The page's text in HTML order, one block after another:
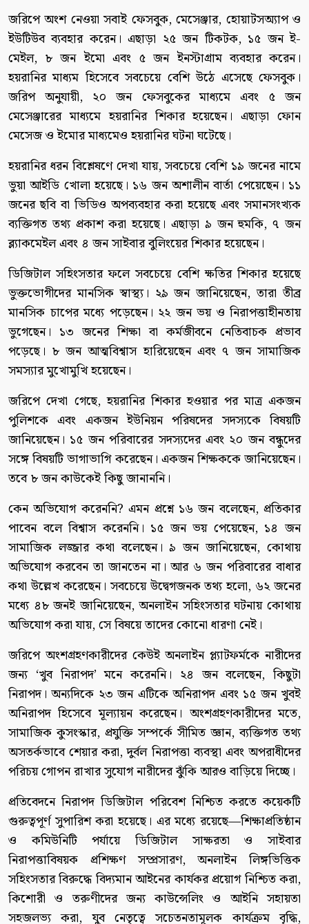
জরিপে অংশ নেওয়া সবাই ফেসবুক, মেসেঞ্জার, হোয়াটসঅ্যাপ ও
ইউটিউব ব্যবহার করেন। এছাড়া ২৫ জন টিকটক, ১৫ জন ই-
মেইল, ৮ জন ইমো এবং ৫ জন ইনস্টাগ্রাম ব্যবহার করেন।
হয়রানির মাধ্যম হিসেবে সবচেয়ে বেশি উঠে এসেছে ফেসবুক।
জরিপ অনুযায়ী, ২০ জন ফেসবুকের মাধ্যমে এবং ৫ জন
মেসেঞ্জারের মাধ্যমে হয়রানির শিকার হয়েছেন। এছাড়া ফোন
মেসেজ ও ইমোর মাধ্যমেও হয়রানির ঘটনা ঘটেছে।
হয়রানির ধরন বিশ্লেষণে দেখা যায়, সবচেয়ে বেশি ১৯ জনের নামে
ভুয়া আইডি খোলা হয়েছে। ১৬ জন অশালীন বার্তা পেয়েছেন। ১১
জনের ছবি বা ভিডিও অপব্যবহার করা হয়েছে এবং সমানসংখ্যক
ব্যক্তিগত তথ্য প্রকাশ করা হয়েছে। এছাড়া ৯ জন হুমকি, ৭ জন
ব্ল্যাকমেইল এবং ৪ জন সাইবার বুলিংয়ের শিকার হয়েছেন।
ডিজিটাল সহিংসতার ফলে সবচেয়ে বেশি ক্ষতির শিকার হয়েছে
ভুক্তভোগীদের মানসিক স্বাস্থ্য। ২৯ জন জানিয়েছেন, তারা তীব্র
মানসিক চাপের মধ্যে পড়েছেন। ২২ জন ভয় ও নিরাপত্তাহীনতায়
ভুগেছেন। ১৩ জনের শিক্ষা বা কর্মজীবনে নেতিবাচক প্রভাব
পড়েছে। ৮ জন আত্মবিশ্বাস হারিয়েছেন এবং ৭ জন সামাজিক
সমস্যার মুখোমুখি হয়েছেন।
জরিপে দেখা গেছে, হয়রানির শিকার হওয়ার পর মাত্র একজন
পুলিশকে এবং একজন ইউনিয়ন পরিষদের সদস্যকে বিষয়টি
জানিয়েছেন। ১৫ জন পরিবারের সদস্যদের এবং ২০ জন বন্ধুদের
সঙ্গে বিষয়টি ভাগাভাগি করেছেন। একজন শিক্ষককে জানিয়েছেন।
তবে ৮ জন কাউকেই কিছু জানাননি।
কেন অভিযোগ করেননি? এমন প্রশ্নে ১৬ জন বলেছেন, প্রতিকার
পাবেন বলে বিশ্বাস করেননি। ১৫ জন ভয় পেয়েছেন, ১৪ জন
সামাজিক লজ্জার কথা বলেছেন। ৯ জন জানিয়েছেন, কোথায়
অভিযোগ করবেন তা জানতেন না। আর ৬ জন পরিবারের বাধার
কথা উল্লেখ করেছেন। সবচেয়ে উদ্বেগজনক তথ্য হলো, ৬২ জনের
মধ্যে ৪৮ জনই জানিয়েছেন, অনলাইন সহিংসতার ঘটনায় কোথায়
অভিযোগ করা যায়, সে বিষয়ে তাদের কোনো ধারণা নেই।
জরিপে অংশগ্রহণকারীদের কেউই অনলাইন প্ল্যাটফর্মকে নারীদের
জন্য ‘খুব নিরাপদ’ মনে করেননি। ২৪ জন বলেছেন, কিছুটা
নিরাপদ। অন্যদিকে ২৩ জন এটিকে অনিরাপদ এবং ১৫ জন খুবই
অনিরাপদ হিসেবে মূল্যায়ন করেছেন। অংশগ্রহণকারীদের মতে,
সামাজিক কুসংস্কার, প্রযুক্তি সম্পর্কে সীমিত জ্ঞান, ব্যক্তিগত তথ্য
অসতর্কভাবে শেয়ার করা, দুর্বল নিরাপত্তা ব্যবস্থা এবং অপরাধীদের
পরিচয় গোপন রাখার সুযোগ নারীদের ঝুঁকি আরও বাড়িয়ে দিচ্ছে।
প্রতিবেদনে নিরাপদ ডিজিটাল পরিবেশ নিশ্চিত করতে কয়েকটি
গুরুত্বপূর্ণ সুপারিশ করা হয়েছে। এর মধ্যে রয়েছে—শিক্ষাপ্রতিষ্ঠান
ও কমিউনিটি পর্যায়ে ডিজিটাল সাক্ষরতা ও সাইবার
নিরাপত্তাবিষয়ক প্রশিক্ষণ সম্প্রসারণ, অনলাইন লিঙ্গভিত্তিক
সহিংসতার বিরুদ্ধে বিদ্যমান আইনের কার্যকর প্রয়োগ নিশ্চিত করা,
কিশোরী ও তরুণীদের জন্য কাউন্সেলিং ও আইনি সহায়তা
সহজলভ্য করা, যুব নেতৃত্বে সচেতনতামূলক কার্যক্রম বৃদ্ধি,